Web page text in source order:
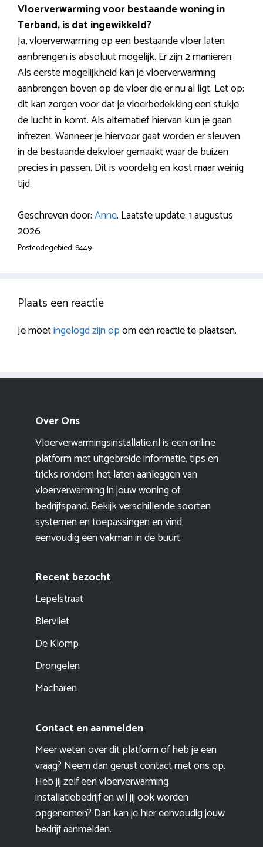
Vloerverwarming voor bestaande woning in
Terband, is dat ingewikkeld?
Ja, vloerverwarming op een bestaande vloer laten
aanbrengen is absoluut mogelijk. Er zijn 2 manieren:
Als eerste mogelijkheid kan je vloerverwarming
aanbrengen boven op de vloer die er nu al ligt. Let op:
dit kan zorgen voor dat je vloerbedekking een stukje
de lucht in komt. Als alternatief hiervan kun je gaan
infrezen. Wanneer je hiervoor gaat worden er sleuven
in de bestaande dekvloer gemaakt waar de buizen
precies in passen. Dit is voordelig en kost maar weinig
tijd.
Geschreven door:Anne. Laatste update: 1 augustus
2026
Postcodegebied: 8449.
Plaats een reactie
Je moetingelogd zijn opom een reactie te plaatsen.
Over Ons
Vloerverwarmingsinstallatie.nl is een online
platform met uitgebreide informatie, tips en
tricks rondom het laten aanleggen van
vloerverwarming in jouw woning of
bedrijfspand. Bekijk verschillende soorten
systemen en toepassingen en vind
eenvoudig een vakman in de buurt.
Recent bezocht
Lepelstraat
Biervliet
De Klomp
Drongelen
Macharen
Contact en aanmelden
Meer weten over dit platform of heb je een
vraag? Neem dan gerust contact met ons op.
Heb jij zelf een vloerverwarming
installatiebedrijf en wil jij ook worden
opgenomen? Dan kan je hier eenvoudigjouw
bedrijf aanmelden.